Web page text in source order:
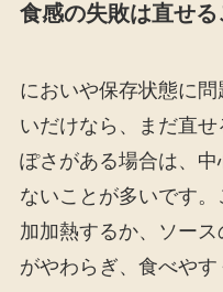
食感の失敗は直せる
においや保存状態に
いだけなら、まだ直
ぽさがある場合は、
ないことが多いです
加加熱するか、ソー
がやわらぎ、食べやす